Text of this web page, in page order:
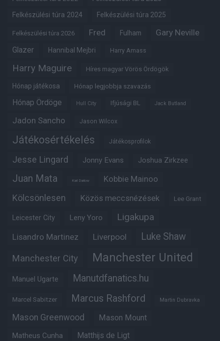
Felkészülési túra 2024 Felkészülési túra 2025
Felkészülési túra 2026 Fred Fulham Gary Neville
Glazer Hannibal Mejbri Harry Amass
Harry Maguire Híres magyar Vörös Ördögök
Hónap játékosa Hónap legjobbja szavazás
Hónap Ördöge Hull City Ifjúsági BL Jack Butland
Jadon Sancho Jason Wilcox
Játékosértékelés Játékosprofilok
Jesse Lingard Jonny Evans Joshua Zirkzee
Juan Mata Karl Darlow Kobbie Mainoo
Kölcsönlesen Közös meccsnézések Lee Grant
Leicester City Leny Yoro Ligakupa
Lisandro Martinez Liverpool Luke Shaw
Manchester City Manchester United
Manuel Ugarte Manutdfanatics.hu
Marcel Sabitzer Marcus Rashford Martin Dubravka
Mason Greenwood Mason Mount
Matheus Cunha Matthijs de Ligt